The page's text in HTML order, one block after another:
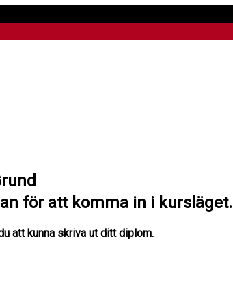
för att komma in i kursläget.
att kunna skriva ut ditt diplom.